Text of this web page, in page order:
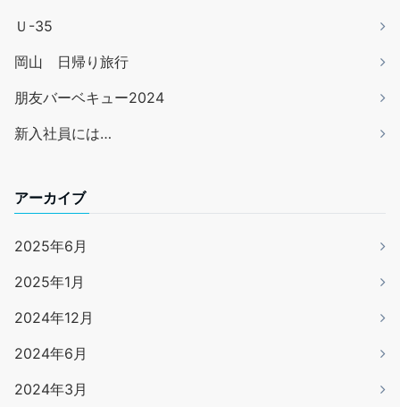
Ｕ-35
岡山 日帰り旅行
朋友バーベキュー2024
新入社員には…
アーカイブ
2025年6月
2025年1月
2024年12月
2024年6月
2024年3月